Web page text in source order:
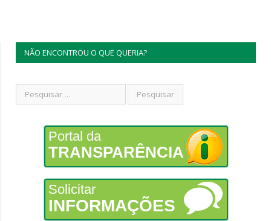
NÃO ENCONTROU O QUE QUERIA?
Portal da
TRANSPARÊNCIA
Solicitar
INFORMAÇÕES